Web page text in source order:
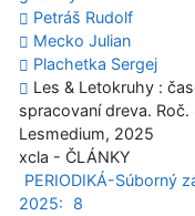
Petráš Rudolf
Mecko Julian
Plachetka Sergej
Les & Letokruhy :
spracovaní dreva.
Lesmedium, 2025
xcla - ČLÁNKY
PERIODIKÁ-Súborný
2025:
8